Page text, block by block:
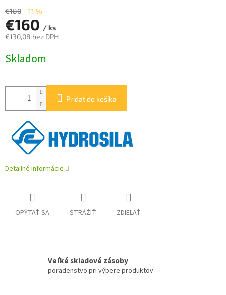
€180 –11 %
€160 / ks
€130,08 bez DPH
cena:
Skladom
Pridať do košíka
Detailné informácie
OPÝTAŤ SA STRÁŽIŤ ZDIEĽAŤ
Veľké skladové zásoby
poradenstvo pri výbere produktov